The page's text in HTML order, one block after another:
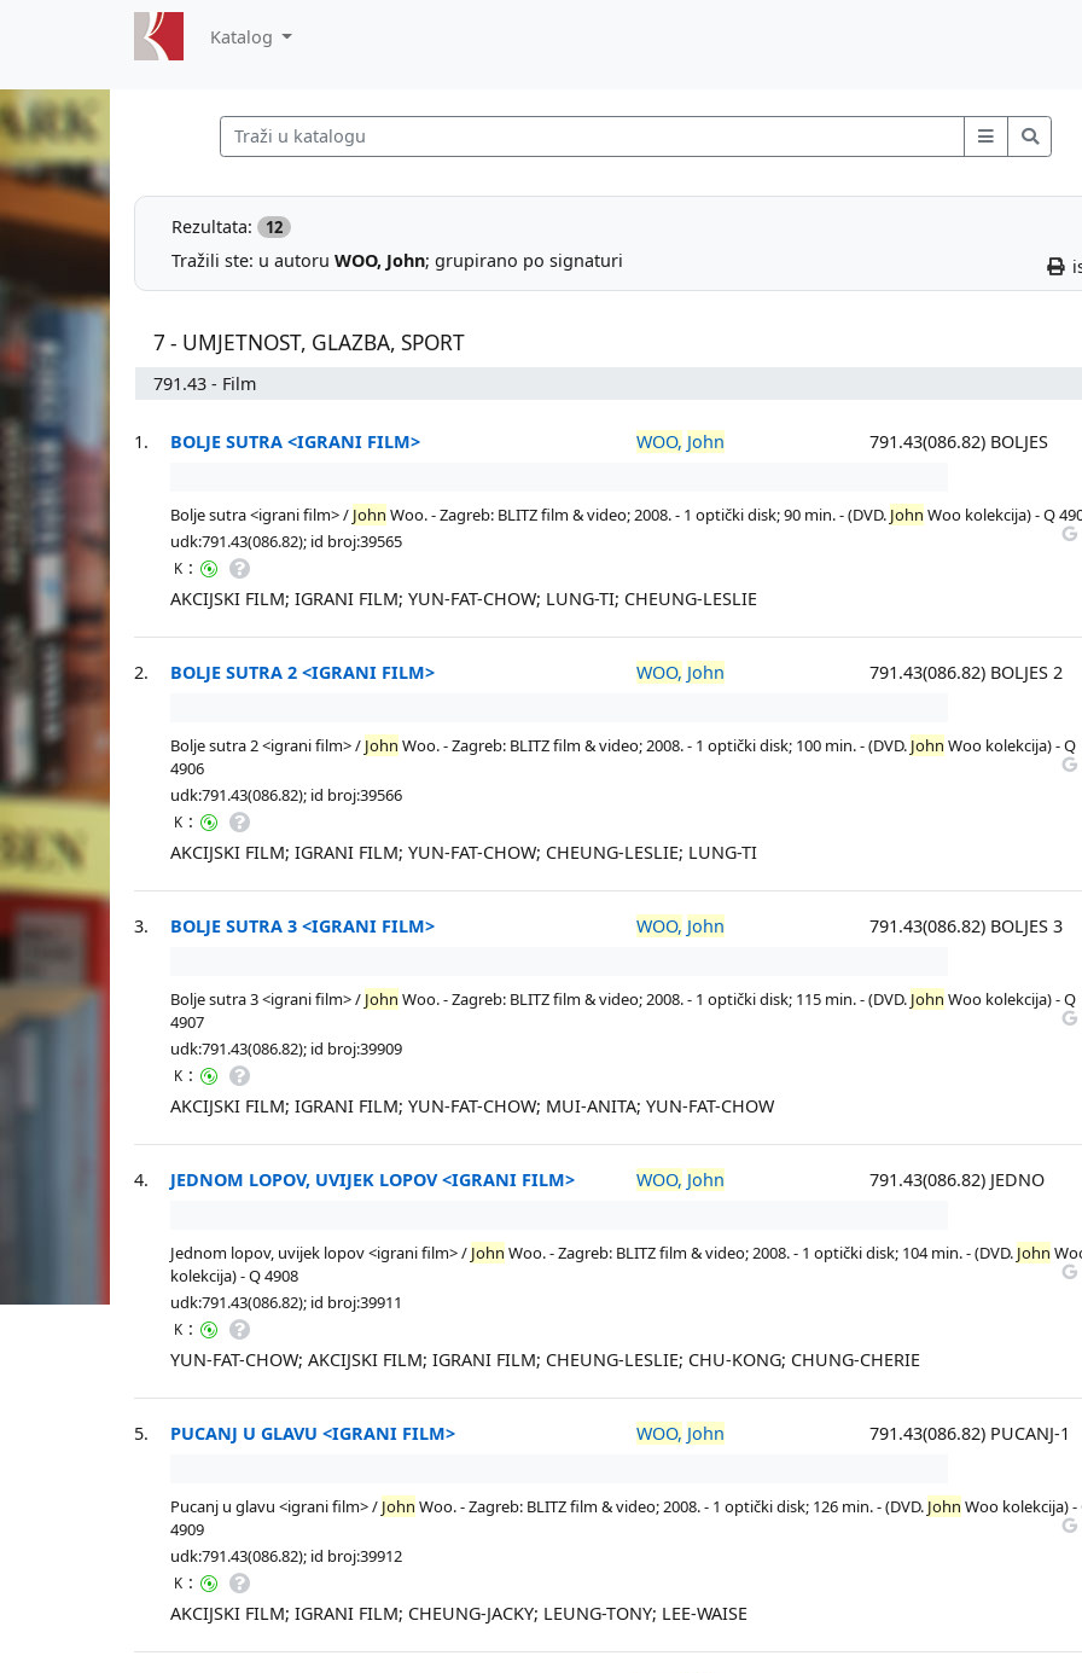
Katalog
Rezultata: 12
Tražili ste: u autoru WOO, John; grupirano po signaturi
7 - UMJETNOST, GLAZBA, SPORT
791.43 - Film
1. BOLJE SUTRA <IGRANI FILM> WOO, John 791.43(086.82) BOLJES
Bolje sutra <igrani film> / John Woo. - Zagreb: BLITZ film & video; 2008. - 1 optički disk; 90 min. - (DVD. John Woo kolekcija) - Q
udk:791.43(086.82); id broj:39565
K :
AKCIJSKI FILM; IGRANI FILM; YUN-FAT-CHOW; LUNG-TI; CHEUNG-LESLIE
2. BOLJE SUTRA 2 <IGRANI FILM> WOO, John 791.43(086.82) BOLJES 2
Bolje sutra 2 <igrani film> / John Woo. - Zagreb: BLITZ film & video; 2008. - 1 optički disk; 100 min. - (DVD. John Woo kolekcija) - Q
4906
udk:791.43(086.82); id broj:39566
K :
AKCIJSKI FILM; IGRANI FILM; YUN-FAT-CHOW; CHEUNG-LESLIE; LUNG-TI
3. BOLJE SUTRA 3 <IGRANI FILM> WOO, John 791.43(086.82) BOLJES 3
Bolje sutra 3 <igrani film> / John Woo. - Zagreb: BLITZ film & video; 2008. - 1 optički disk; 115 min. - (DVD. John Woo kolekcija) - Q
4907
udk:791.43(086.82); id broj:39909
K :
AKCIJSKI FILM; IGRANI FILM; YUN-FAT-CHOW; MUI-ANITA; YUN-FAT-CHOW
4. JEDNOM LOPOV, UVIJEK LOPOV <IGRANI FILM> WOO, John 791.43(086.82) JEDNO
Jednom lopov, uvijek lopov <igrani film> / John Woo. - Zagreb: BLITZ film & video; 2008. - 1 optički disk; 104 min. - (DVD. John
kolekcija) - Q 4908
udk:791.43(086.82); id broj:39911
K :
YUN-FAT-CHOW; AKCIJSKI FILM; IGRANI FILM; CHEUNG-LESLIE; CHU-KONG; CHUNG-CHERIE
5. PUCANJ U GLAVU <IGRANI FILM> WOO, John 791.43(086.82) PUCANJ-1
Pucanj u glavu <igrani film> / John Woo. - Zagreb: BLITZ film & video; 2008. - 1 optički disk; 126 min. - (DVD. John Woo kolekcija) -
4909
udk:791.43(086.82); id broj:39912
K :
AKCIJSKI FILM; IGRANI FILM; CHEUNG-JACKY; LEUNG-TONY; LEE-WAISE